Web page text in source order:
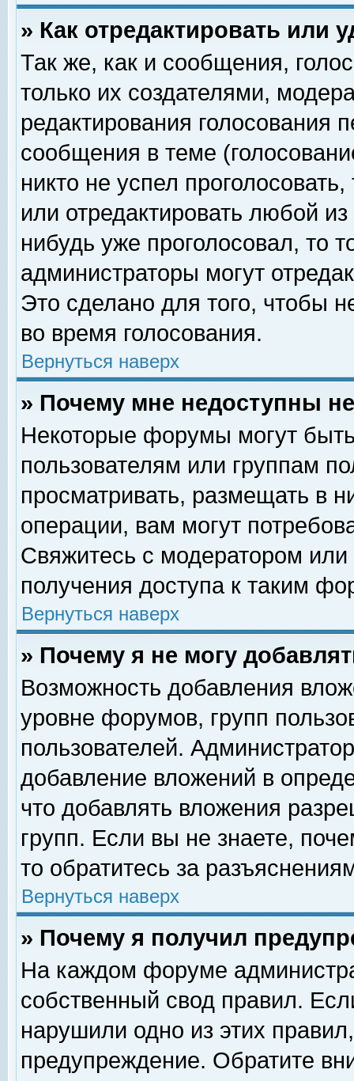
» Как отредактировать или
Так же, как и сообщения,
только их создателями,
редактирования голосования
сообщения в теме
никто не успел
или отредактировать любой
нибудь уже проголосовал, то
администраторы могут
Это сделано для того, чтобы
во время голосования.
Вернуться наверх
» Почему мне недоступны
Некоторые форумы могут
пользователям или группам
просматривать, размещать в
операции, вам могут
Свяжитесь с модератором
получения доступа к таким
Вернуться наверх
» Почему я не могу
Возможность добавления
уровне форумов, групп
пользователей.
добавление вложений в
что добавлять вложения
групп. Если вы не знаете,
то обратитесь за
Вернуться наверх
» Почему я получил
На каждом форуме
собственный свод правил.
нарушили одно из этих
предупреждение. Обратите